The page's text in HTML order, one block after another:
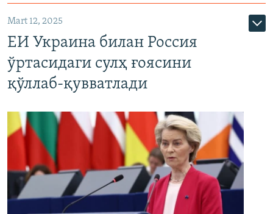
Mart 12, 2025
ЕИ Украина билан Россия
ўртасидаги сулҳ ғоясини
қўллаб-қувватлади